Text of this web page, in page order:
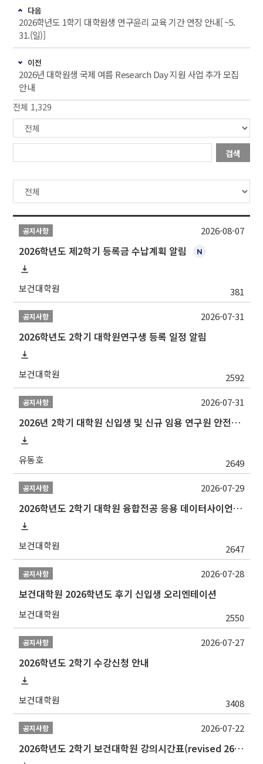
다음
2026학년도 1학기 대학원생 연구윤리 교육 기간 연장 안내[ ~5.
31.(일)]
이전
2026년 대학원생 국제 여름 Research Day 지원 사업 추가 모집
안내
전체 1,329
검색
공지사항
2026학년도 제2학기 등록금 수납계획 알림
보건대학원 381
2026-08-07
공지사항
2026학년도 2학기 대학원연구생 등록 일정 알림
보건대학원 2592
2026-07-31
공지사항
2026년 2학기 대학원 신입생 및 신규 임용 연구원 안전환경교육(신규교육) 실시 안내
유동호 2649
2026-07-31
공지사항
2026학년도 2학기 대학원 융합전공 응용 데이터사이언스 선발 계획 알림
보건대학원 2647
2026-07-29
공지사항
보건대학원 2026학년도 후기 신입생 오리엔테이션
보건대학원 2550
2026-07-28
공지사항
2026학년도 2학기 수강신청 안내
보건대학원 3408
2026-07-27
공지사항
2026학년도 2학기 보건대학원 강의시간표(revised 260803)(2026 2nd SEMESTER SNU GSPH TIMETABLE)
2026-07-22